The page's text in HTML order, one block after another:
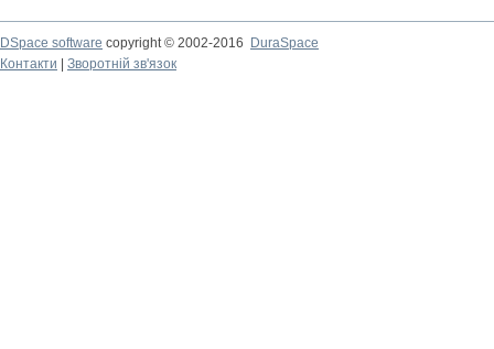
DSpace software copyright © 2002-2016
DuraSpace
Контакти
Зворотній зв'язок